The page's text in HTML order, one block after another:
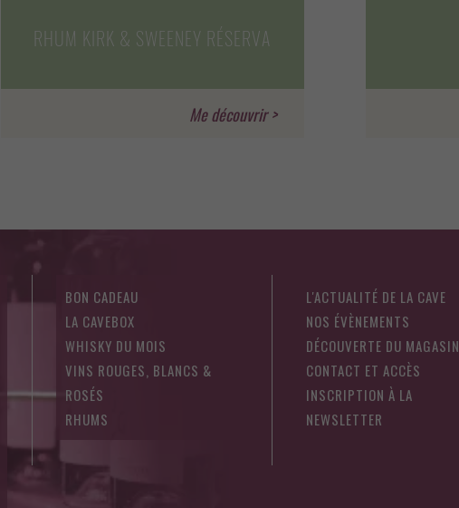
RHUM KIRK & SWEENEY RÉSERVA
BON CADEAU
LA CAVEBOX
WHISKY DU MOIS
VINS ROUGES, BLANCS &
ROSÉS
RHUMS
L'ACTUALITÉ DE LA CAVE
NOS ÉVÈNEMENTS
DÉCOUVERTE DU MAGASIN
CONTACT ET ACCÈS
INSCRIPTION À LA
NEWSLETTER